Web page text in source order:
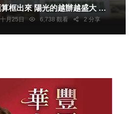
推廣宣導
月25日 6,738 觀看 2 分享